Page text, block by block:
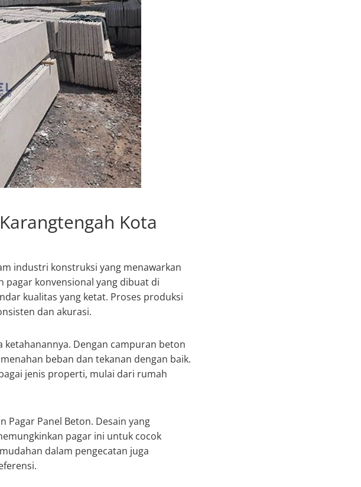
Kota
industri konstruksi yang menawarkan
pagar konvensional yang dibuat di
kualitas yang ketat. Proses produksi
dan akurasi.
ketahanannya. Dengan campuran beton
beban dan tekanan dengan baik.
jenis properti, mulai dari rumah
Pagar Panel Beton. Desain yang
pagar ini untuk cocok
dalam pengecatan juga